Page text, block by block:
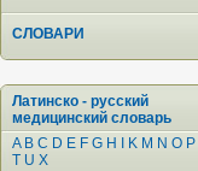
СЛОВАРИ
Латинско - русский
медицинский словарь
A B C D E F G H K M N O P
T U X